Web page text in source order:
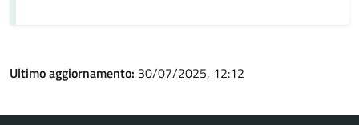
Ultimo aggiornamento: 30/07/2025, 12:12